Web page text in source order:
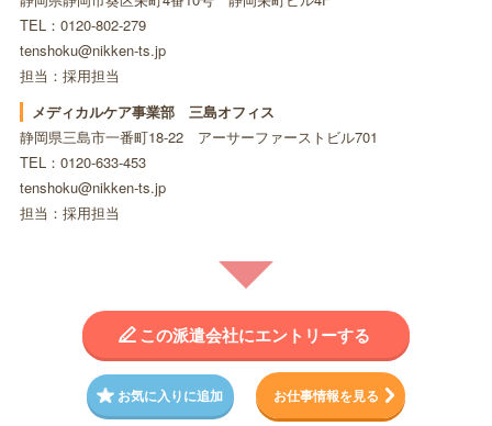
TEL：0120-802-279
tenshoku@nikken-ts.jp
担当：採用担当
メディカルケア事業部 三島オフィス
静岡県三島市一番町18-22 アーサーファーストビル701
TEL：0120-633-453
tenshoku@nikken-ts.jp
担当：採用担当
この派遣会社にエントリーする
お気に入りに追加 お仕事情報を見る